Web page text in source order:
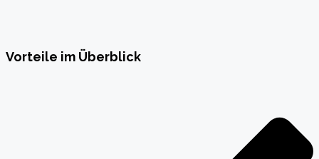
Vorteile im Überblick